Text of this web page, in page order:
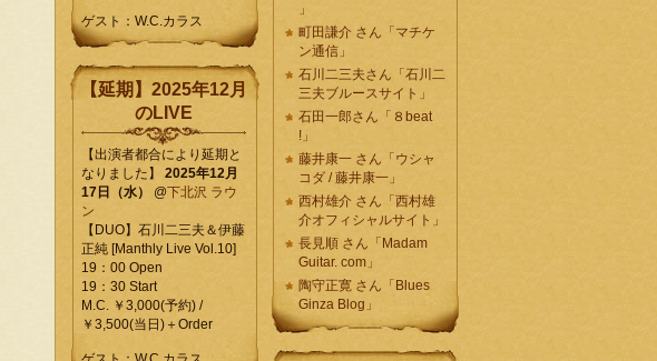
ゲスト：W.C.カラス
【延期】2025年12月
のLIVE
【出演者都合により延期と
なりました】 2025年12月
17日（水）
@下北沢 ラウ
ン
【DUO】石川二三夫＆伊藤
正純 [Manthly Live Vol.10]
19：00 Open
19：30 Start
M.C. ￥3,000(予約) /
￥3,500(当日)＋Order
」
町田謙介 さん「マチケ
ン通信」
石川二三夫さん「石川二
三夫ブルースサイト」
石田一郎さん「８beat
!」
藤井康一 さん「ウシャ
コダ / 藤井康一」
西村雄介 さん「西村雄
介オフィシャルサイト」
長見順 さん「Madam
Guitar. com」
陶守正寛 さん「Blues
Ginza Blog」